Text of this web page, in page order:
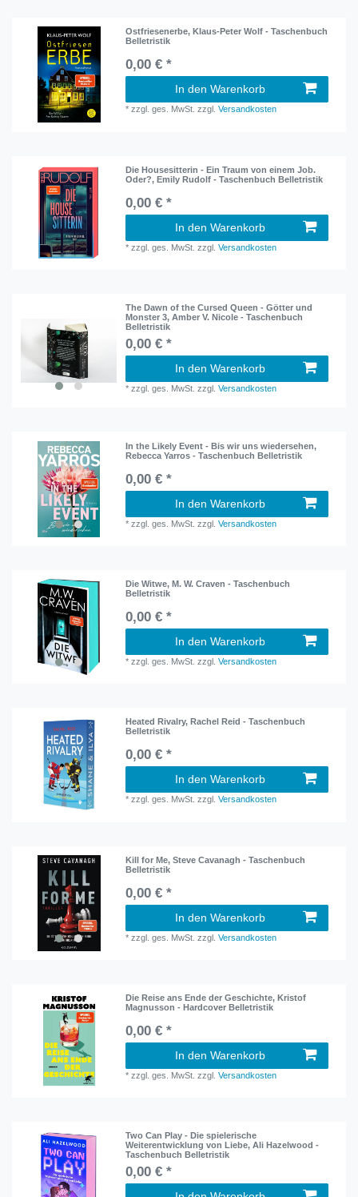
Ostfriesenerbe, Klaus-Peter Wolf - Taschenbuch
Belletristik
0,00 € *
In den Warenkorb
*zzgl. ges. MwSt. zzgl.Versandkosten
Die Housesitterin - Ein Traum von einem Job.
Oder?, Emily Rudolf - Taschenbuch Belletristik
0,00 € *
In den Warenkorb
*zzgl. ges. MwSt. zzgl.Versandkosten
The Dawn of the Cursed Queen - Götter und
Monster 3, Amber V. Nicole - Taschenbuch
Belletristik
0,00 € *
In den Warenkorb
*zzgl. ges. MwSt. zzgl.Versandkosten
In the Likely Event - Bis wir uns wiedersehen,
Rebecca Yarros - Taschenbuch Belletristik
0,00 € *
In den Warenkorb
*zzgl. ges. MwSt. zzgl.Versandkosten
Die Witwe, M. W. Craven - Taschenbuch
Belletristik
0,00 € *
In den Warenkorb
*zzgl. ges. MwSt. zzgl.Versandkosten
Heated Rivalry, Rachel Reid - Taschenbuch
Belletristik
0,00 € *
In den Warenkorb
*zzgl. ges. MwSt. zzgl.Versandkosten
Kill for Me, Steve Cavanagh - Taschenbuch
Belletristik
0,00 € *
In den Warenkorb
*zzgl. ges. MwSt. zzgl.Versandkosten
Die Reise ans Ende der Geschichte, Kristof
Magnusson - Hardcover Belletristik
0,00 € *
In den Warenkorb
*zzgl. ges. MwSt. zzgl.Versandkosten
Two Can Play - Die spielerische
Weiterentwicklung von Liebe, Ali Hazelwood -
Taschenbuch Belletristik
0,00 € *